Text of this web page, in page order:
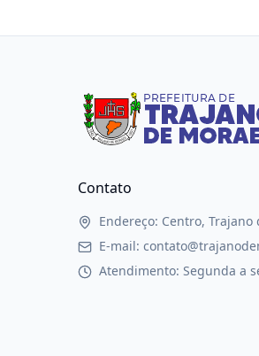
Contato
Endereço: Centro, Trajano
E-mail:
Atendimento: Segunda a